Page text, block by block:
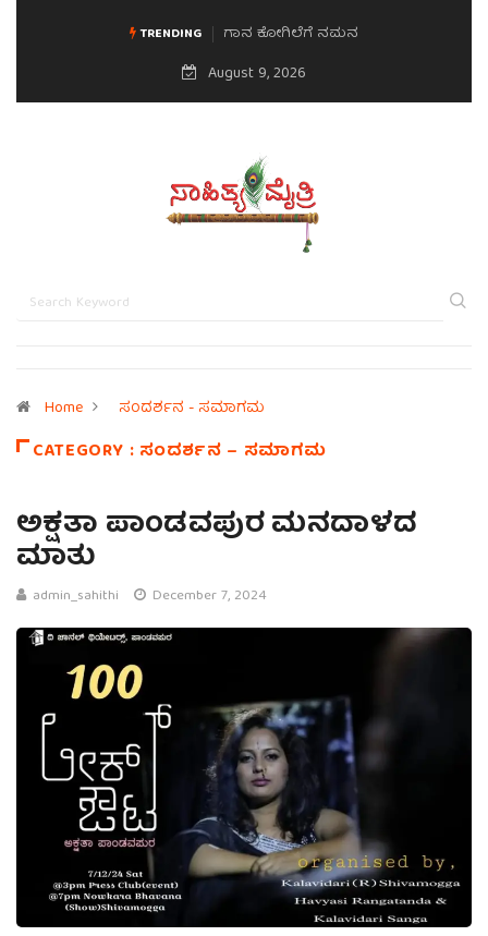
TRENDING ಗಾನ ಕೋಗಿಲೆಗೆ ನಮನ
August 9, 2026
Home ಸಂದರ್ಶನ - ಸಮಾಗಮ
CATEGORY : ಸಂದರ್ಶನ – ಸಮಾಗಮ
ಅಕ್ಷತಾ ಪಾಂಡವಪುರ ಮನದಾಳದ
ಮಾತು
admin_sahithi December 7, 2024